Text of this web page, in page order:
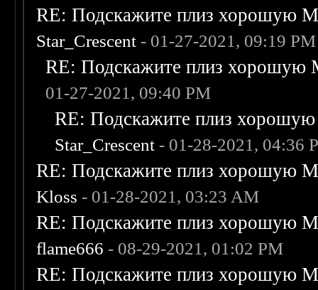
RE: Подскажите плиз хорошую
Star_Crescent - 01-27-2021, 09:19 PM
RE: Подскажите плиз хорошую
01-27-2021, 09:40 PM
RE: Подскажите плиз
Star_Crescent - 01-28-2021, 04:36
RE: Подскажите плиз хорошую
Kloss - 01-28-2021, 03:23 AM
RE: Подскажите плиз хорошую
flame666 - 08-29-2021, 01:02 PM
RE: Подскажите плиз хорошую